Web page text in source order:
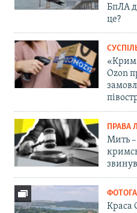
БпЛА
це?
«Крим
Ozon
ПРАВА
Мить –
Краса